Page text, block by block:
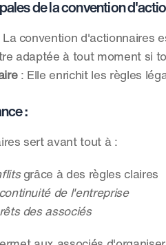
de la convention
convention d'actionnaires
adaptée à tout moment si
: Elle enrichit les règles
:
sert avant tout à :
grâce à des règles claires
de l'entreprise
des associés